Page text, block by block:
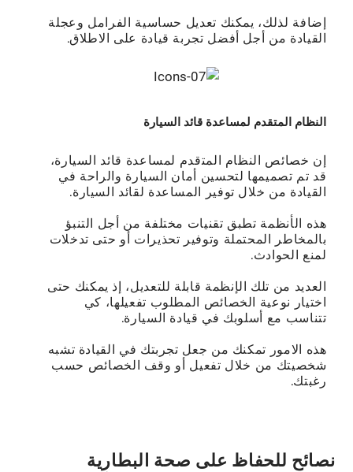
إﺿﺎﻓﺔ ﻟﺬﻟﻚ، ﻳﻤﻜﻨﻚ ﺗﻌﺪﻳﻞ ﺣﺴﺎﺳﻴﺔ اﻟﻔﺮاﻣﻞ وﻋﺠﻠﺔ
اﻟﻘﻴﺎدة ﻣﻦ أﺟﻞ أﻓﻀﻞ ﺗﺠﺮﺑﺔ ﻗﻴﺎدة ﻋﻠﻰ الاﻃﻼق.
النظام اﻟﻤﺘﻘﺪم ﻟﻤﺴﺎﻋﺪة ﻗﺎﺋﺪ اﻟﺴﻴﺎرة
إن ﺧﺼﺎﺋﺺ اﻟﻨﻈﺎم اﻟﻤﺘقدم ﻟﻤﺴﺎﻋﺪة ﻗﺎﺋﺪ اﻟﺴﻴﺎرة،
ﻗﺪ ﺗﻢ ﺗﺼﻤﻴﻤﻬﺎ ﻟﺘﺤﺴﻴﻦ أﻣﺎن اﻟﺴﻴﺎرة واﻟﺮاﺣﺔ ﻓﻲ
اﻟﻘﻴﺎدة ﻣﻦ ﺧﻼل ﺗﻮﻓﻴﺮ اﻟﻤﺴﺎﻋﺪة ﻟﻘﺎﺋﺪ اﻟﺴﻴﺎرة.
هذه الأنظمة تطبق تقنيات مختلفة من أجل التنبؤ
بالمخاطر المحتملة وتوفير تحذيرات أو حتى تدخلات
لمنع الحوادث.
اﻟﻌﺪﻳﺪ ﻣﻦ ﺗﻠﻚ الإنظمة ﻗﺎﺑﻠﺔ ﻟﻠﺘﻌﺪﻳﻞ، إذ ﻳﻤﻜﻨﻚ ﺣﺘﻰ
اﺧﺘﻴﺎر ﻧﻮﻋﻴﺔ اﻟﺨﺼﺎﺋﺺ اﻟﻤﻄﻠﻮب ﺗﻔﻌﻴﻠﻬﺎ، ﻛﻲ
ﺗﺘﻨﺎﺳﺐ ﻣﻊ أﺳﻠﻮﺑﻚ ﻓﻲ ﻗﻴﺎدة اﻟﺴﻴﺎرة.
ﻫﺬه الامور ﺗﻤﻜﻨﻚ ﻣﻦ ﺟﻌﻞ ﺗﺠﺮﺑﺘﻚ ﻓﻲ اﻟﻘﻴﺎدة ﺗﺸﺒﻪ
ﺷﺨﺼﻴﺘﻚ ﻣﻦ ﺧﻼل ﺗﻔﻌﻴﻞ أو وﻗﻒ اﻟﺨﺼﺎﺋﺺ ﺣﺴﺐ
رﻏﺒﺘﻚ.
ﻧﺼﺎﺋﺢ ﻟﻠﺤﻔﺎظ ﻋﻠﻰ ﺻﺤﺔ اﻟﺒﻄﺎرﻳﺔ